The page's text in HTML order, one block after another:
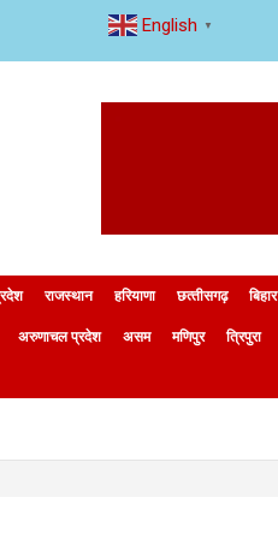
राजस्थान हरियाणा छत्‍तीसगढ़ बिहार
अरुणाचल प्रदेश असम मणिपुर त्रिपुरा
English ▼